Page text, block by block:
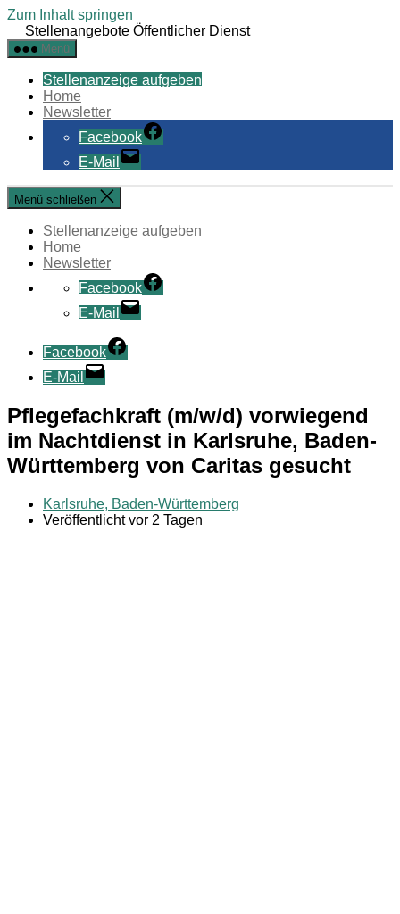
Zum Inhalt springen
Stellenangebote Öffentlicher Dienst
Menü
Stellenanzeige aufgeben
Home
Newsletter
Facebook
E-Mail
Menü schließen
Stellenanzeige aufgeben
Home
Newsletter
Facebook
E-Mail
Facebook
E-Mail
Pflegefachkraft (m/w/d) vorwiegend
im Nachtdienst in Karlsruhe, Baden-
Württemberg von Caritas gesucht
Karlsruhe, Baden-Württemberg
Veröffentlicht vor 2 Tagen